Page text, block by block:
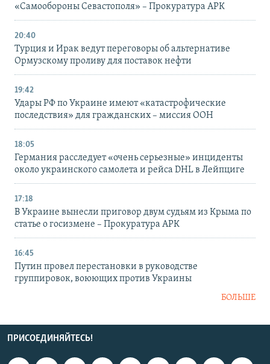
«Самообороны Севастополя» – Прокуратура АРК
20:40
Турция и Ирак ведут переговоры об альтернативе
Ормузскому проливу для поставок нефти
19:42
Удары РФ по Украине имеют «катастрофические
последствия» для гражданских – миссия ООН
18:05
Германия расследует «очень серьезные» инциденты
около украинского самолета и рейса DHL в Лейпциге
17:18
В Украине вынесли приговор двум судьям из Крыма по
статье о госизмене – Прокуратура АРК
16:45
Путин провел перестановки в руководстве
группировок, воюющих против Украины
БОЛЬШЕ
ПРИСОЕДИНЯЙТЕСЬ!